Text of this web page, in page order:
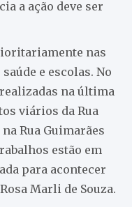
a ação deve ser
nas
e escolas. No
na última
viários da Rua
Rua Guimarães
estão em
para acontecer
Marli de Souza.